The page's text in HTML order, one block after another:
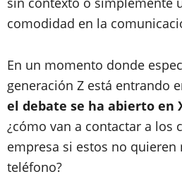
comodidad en la
En un momento donde
generación Z está entrando
el debate se ha abierto en
¿cómo van a contactar a los
empresa si estos no quieren
teléfono?